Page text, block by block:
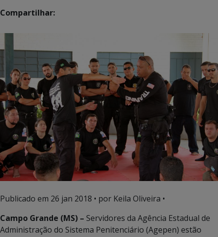
Compartilhar:
Publicado em 26 jan 2018 • por Keila Oliveira •
Campo Grande (MS) – Servidores da Agência Estadual de
Administração do Sistema Penitenciário (Agepen) estão